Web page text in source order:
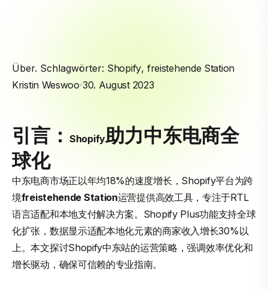
Über. Schlagwörter: Shopify, freistehende Station
Kristin Weswoo 30. August 2023
引言： Shopify助力中东电商全
球化
中东电商市场正以年均18%的速度增长，Shopify平台为跨
境freistehende Station运营提供高效工具，专注于RTL
语言适配和本地支付解决方案。Shopify Plus功能支持全球
化扩张，数据显示适配本地化元素的商家收入增长30%以
上。本文探讨Shopify中东站的运营策略，强调效率优化和
增长驱动，确保可信赖的专业指南。